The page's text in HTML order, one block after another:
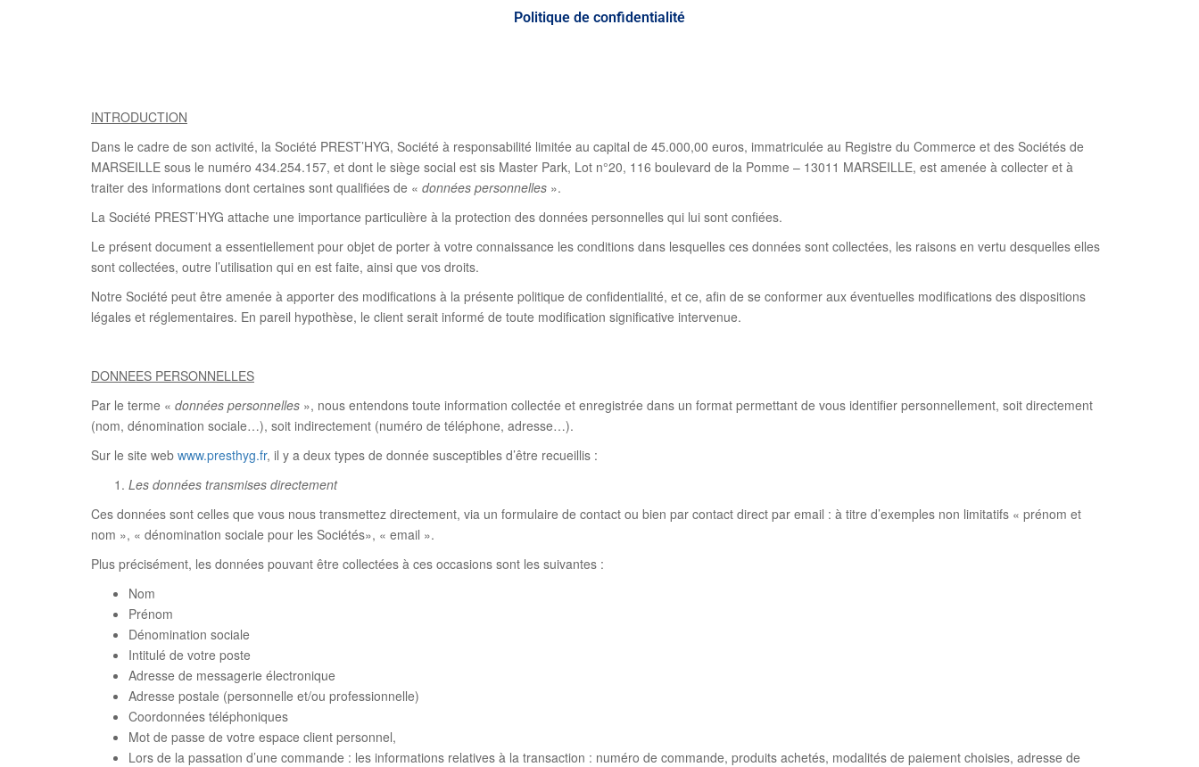
Politique de confidentialité
INTRODUCTION
Dans le cadre de son activité, la Société PREST’HYG, Société à responsabilité limitée au capital de 45.000,00 euros, immatriculée au Registre du Commerce et des Sociétés de
MARSEILLE sous le numéro 434.254.157, et dont le siège social est sis Master Park, Lot n°20, 116 boulevard de la Pomme – 13011 MARSEILLE, est amenée à collecter et à
traiter des informations dont certaines sont qualifiées de « données personnelles ».
La Société PREST’HYG attache une importance particulière à la protection des données personnelles qui lui sont confiées.
Le présent document a essentiellement pour objet de porter à votre connaissance les conditions dans lesquelles ces données sont collectées, les raisons en vertu desquelles elles
sont collectées, outre l’utilisation qui en est faite, ainsi que vos droits.
Notre Société peut être amenée à apporter des modifications à la présente politique de confidentialité, et ce, afin de se conformer aux éventuelles modifications des dispositions
légales et réglementaires. En pareil hypothèse, le client serait informé de toute modification significative intervenue.
DONNEES PERSONNELLES
Par le terme « données personnelles », nous entendons toute information collectée et enregistrée dans un format permettant de vous identifier personnellement, soit directement
(nom, dénomination sociale…), soit indirectement (numéro de téléphone, adresse…).
Sur le site web www.presthyg.fr, il y a deux types de donnée susceptibles d’être recueillis :
Les données transmises directement
Ces données sont celles que vous nous transmettez directement, via un formulaire de contact ou bien par contact direct par email : à titre d’exemples non limitatifs « prénom et
nom », « dénomination sociale pour les Sociétés», « email ».
Plus précisément, les données pouvant être collectées à ces occasions sont les suivantes :
Nom
Prénom
Dénomination sociale
Intitulé de votre poste
Adresse de messagerie électronique
Adresse postale (personnelle et/ou professionnelle)
Coordonnées téléphoniques
Mot de passe de votre espace client personnel,
Lors de la passation d’une commande : les informations relatives à la transaction : numéro de commande, produits achetés, modalités de paiement choisies, adresse de